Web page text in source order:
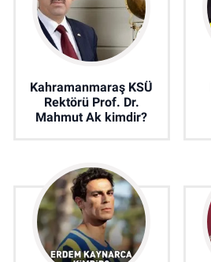
Kahramanmaraş KSÜ
Rektörü Prof. Dr.
Mahmut Ak kimdir?